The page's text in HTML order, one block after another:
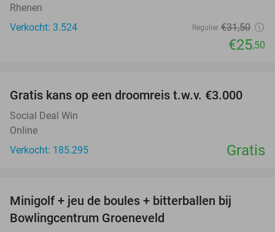
Rhenen
Verkocht: 3.524
Regulier €31,50
€25,50
Gratis kans op een droomreis t.w.v. €3.000
Social Deal Win
Online
Verkocht: 185.295
Gratis
NEW
TODAY
Minigolf + jeu de boules + bitterballen bij
Bowlingcentrum Groeneveld